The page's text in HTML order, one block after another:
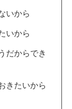
いから
いから
だからでき
きたいから